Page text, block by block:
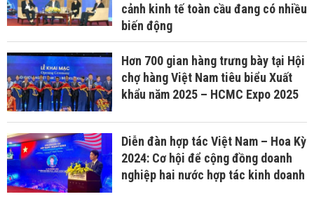
cảnh kinh tế toàn cầu đang có nhiều
biến động
Hơn 700 gian hàng trưng bày tại Hội
chợ hàng Việt Nam tiêu biểu Xuất
khẩu năm 2025 – HCMC Expo 2025
Diễn đàn hợp tác Việt Nam – Hoa Kỳ
2024: Cơ hội để cộng đồng doanh
nghiệp hai nước hợp tác kinh doanh